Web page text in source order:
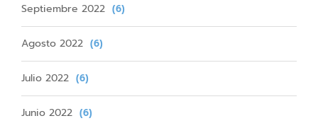
Septiembre 2022 (6)
Agosto 2022 (6)
Julio 2022 (6)
Junio 2022 (6)